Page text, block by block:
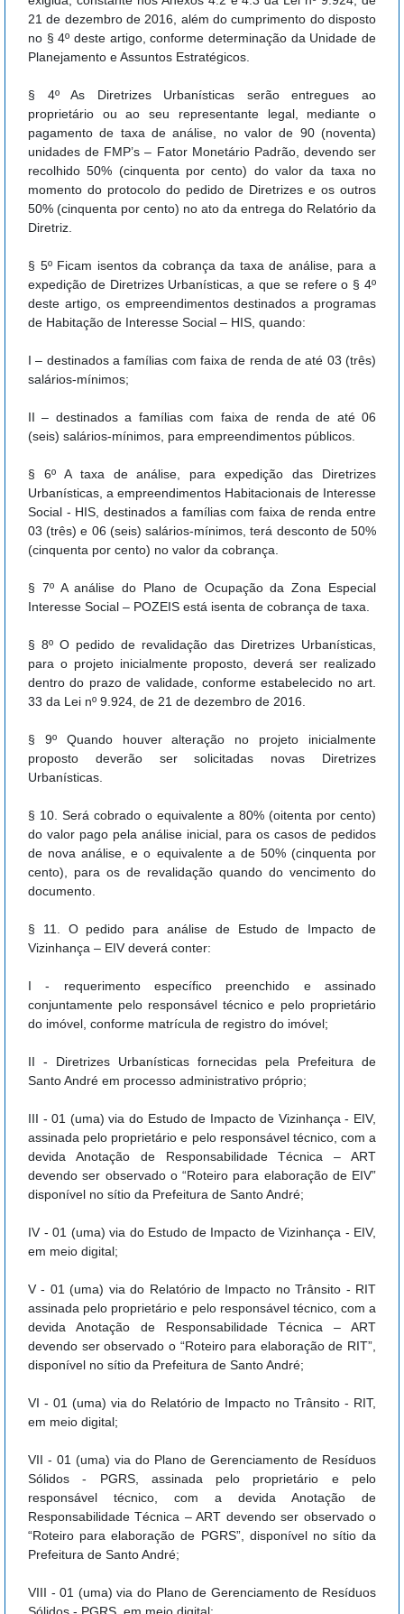
21 de dezembro de 2016, além do cumprimento do disposto
no § 4º deste artigo, conforme determinação da Unidade de
Planejamento e Assuntos Estratégicos.
§ 4º As Diretrizes Urbanísticas serão entregues ao
proprietário ou ao seu representante legal, mediante o
pagamento de taxa de análise, no valor de 90 (noventa)
unidades de FMP’s – Fator Monetário Padrão, devendo ser
recolhido 50% (cinquenta por cento) do valor da taxa no
momento do protocolo do pedido de Diretrizes e os outros
50% (cinquenta por cento) no ato da entrega do Relatório da
Diretriz.
§ 5º Ficam isentos da cobrança da taxa de análise, para a
expedição de Diretrizes Urbanísticas, a que se refere o § 4º
deste artigo, os empreendimentos destinados a programas
de Habitação de Interesse Social – HIS, quando:
I – destinados a famílias com faixa de renda de até 03 (três)
salários-mínimos;
II – destinados a famílias com faixa de renda de até 06
(seis) salários-mínimos, para empreendimentos públicos.
§ 6º A taxa de análise, para expedição das Diretrizes
Urbanísticas, a empreendimentos Habitacionais de Interesse
Social - HIS, destinados a famílias com faixa de renda entre
03 (três) e 06 (seis) salários-mínimos, terá desconto de 50%
(cinquenta por cento) no valor da cobrança.
§ 7º A análise do Plano de Ocupação da Zona Especial
Interesse Social – POZEIS está isenta de cobrança de taxa.
§ 8º O pedido de revalidação das Diretrizes Urbanísticas,
para o projeto inicialmente proposto, deverá ser realizado
dentro do prazo de validade, conforme estabelecido no art.
33 da Lei nº 9.924, de 21 de dezembro de 2016.
§ 9º Quando houver alteração no projeto inicialmente
proposto deverão ser solicitadas novas Diretrizes
Urbanísticas.
§ 10. Será cobrado o equivalente a 80% (oitenta por cento)
do valor pago pela análise inicial, para os casos de pedidos
de nova análise, e o equivalente a de 50% (cinquenta por
cento), para os de revalidação quando do vencimento do
documento.
§ 11. O pedido para análise de Estudo de Impacto de
Vizinhança – EIV deverá conter:
I - requerimento específico preenchido e assinado
conjuntamente pelo responsável técnico e pelo proprietário
do imóvel, conforme matrícula de registro do imóvel;
II - Diretrizes Urbanísticas fornecidas pela Prefeitura de
Santo André em processo administrativo próprio;
III - 01 (uma) via do Estudo de Impacto de Vizinhança - EIV,
assinada pelo proprietário e pelo responsável técnico, com a
devida Anotação de Responsabilidade Técnica – ART
devendo ser observado o “Roteiro para elaboração de EIV”
disponível no sítio da Prefeitura de Santo André;
IV - 01 (uma) via do Estudo de Impacto de Vizinhança - EIV,
em meio digital;
V - 01 (uma) via do Relatório de Impacto no Trânsito - RIT
assinada pelo proprietário e pelo responsável técnico, com a
devida Anotação de Responsabilidade Técnica – ART
devendo ser observado o “Roteiro para elaboração de RIT”,
disponível no sítio da Prefeitura de Santo André;
VI - 01 (uma) via do Relatório de Impacto no Trânsito - RIT,
em meio digital;
VII - 01 (uma) via do Plano de Gerenciamento de Resíduos
Sólidos - PGRS, assinada pelo proprietário e pelo
responsável técnico, com a devida Anotação de
Responsabilidade Técnica – ART devendo ser observado o
“Roteiro para elaboração de PGRS”, disponível no sítio da
Prefeitura de Santo André;
VIII - 01 (uma) via do Plano de Gerenciamento de Resíduos